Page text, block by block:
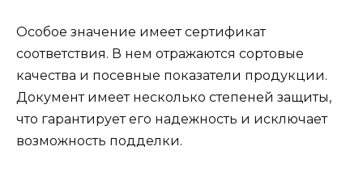
Особое значение имеет сертификат
соответствия. В нем отражаются сортовые
качества и посевные показатели продукции.
Документ имеет несколько степеней защиты,
что гарантирует его надежность и исключает
возможность подделки.